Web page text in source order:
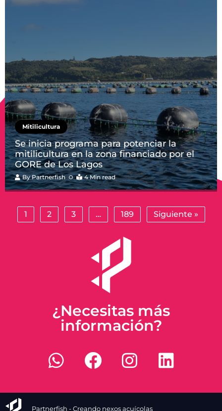
Mitilicultura
Se inicia programa para potenciar la
mitilicultura en la zona financiado por el
GORE de Los Lagos
ByPartnerfish 4 Min read
1 2 3 … 189 Siguiente »
¿Necesitas más
información?
Partnerfish - Creando nexos acuícolas